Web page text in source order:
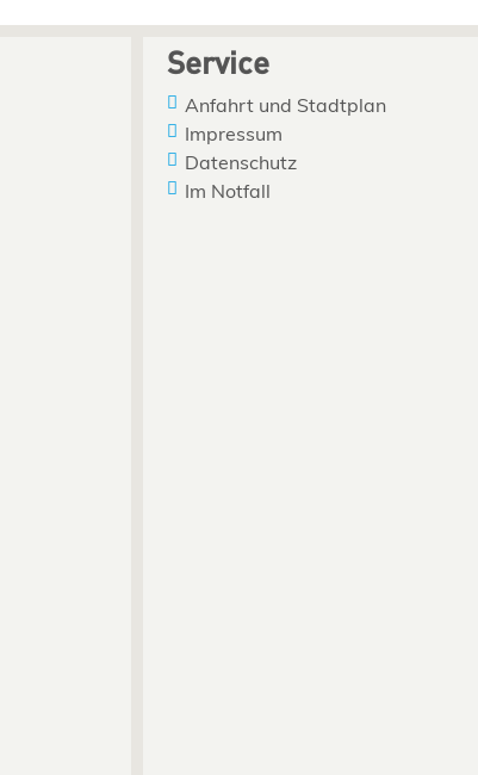
Service
Anfahrt und Stadtplan
Impressum
Datenschutz
Im Notfall